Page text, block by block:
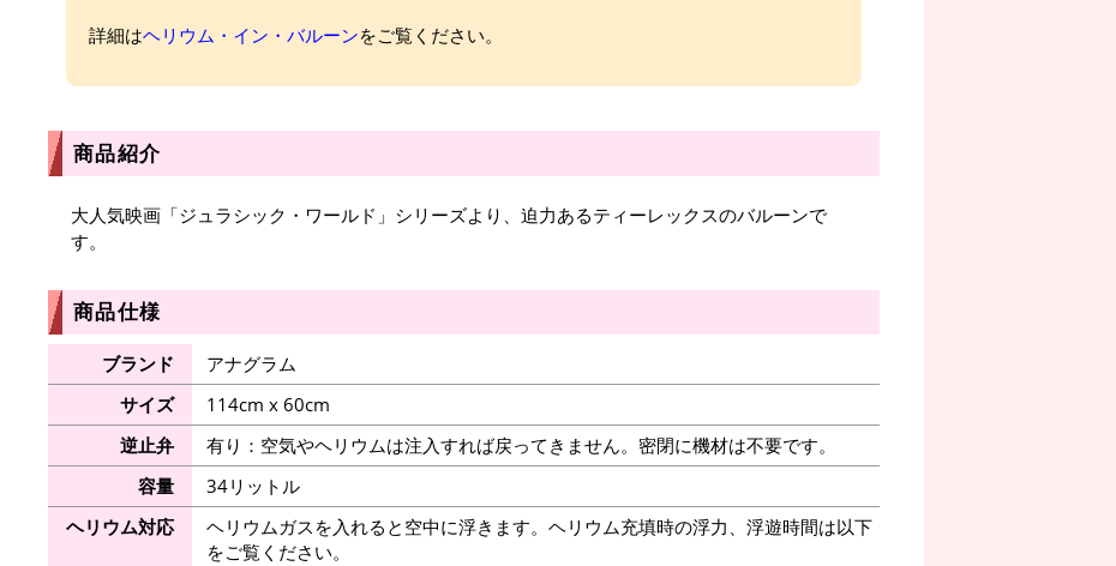
詳細はヘリウム・イン・バルーンをご覧ください。
商品紹介
大人気映画「ジュラシック・ワールド」シリーズより、迫力あるティーレックスのバルーンで
す。
商品仕様
ブランド
アナグラム
サイズ
114cm x 60cm
逆止弁
有り：空気やヘリウムは注入すれば戻ってきません。密閉に機材は不要です。
容量
34リットル
ヘリウム対応
ヘリウムガスを入れると空中に浮きます。ヘリウム充填時の浮力、浮遊時間は以下
をご覧ください。